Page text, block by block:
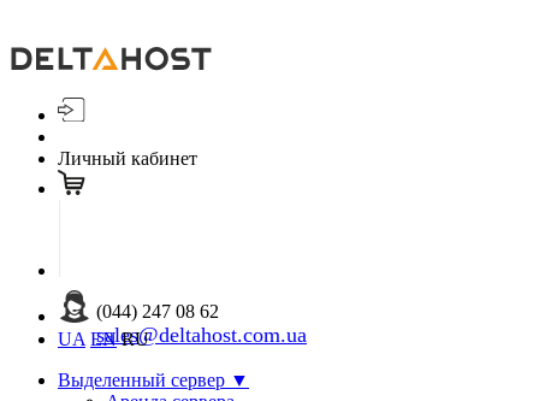
Личный кабинет
(044) 247 08 62
sales@deltahost.com.ua
UA EN RU
Выделенный сервер ▼